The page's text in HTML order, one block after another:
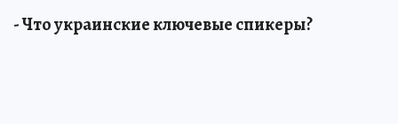
- Что украинские ключевые спикеры?